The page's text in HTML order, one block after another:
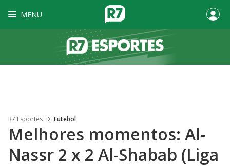
MENU
R7 Esportes Futebol
Melhores momentos: Al-
Nassr 2 x 2 Al-Shabab (Liga